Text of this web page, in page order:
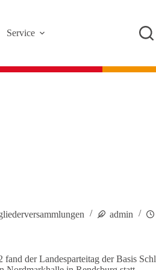
Service
admin
der Landesparteitag der Basis